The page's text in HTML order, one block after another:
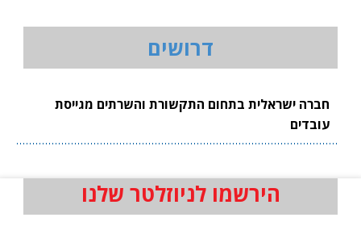
דרושים
חברה ישראלית בתחום התקשורת והשרתים מגייסת
עובדים
הירשמו לניוזלטר שלנו